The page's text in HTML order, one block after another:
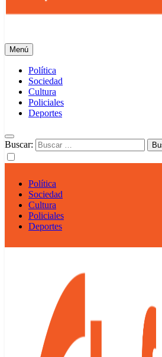
Menú
Política
Sociedad
Cultura
Policiales
Deportes
Buscar:
Política
Sociedad
Cultura
Policiales
Deportes